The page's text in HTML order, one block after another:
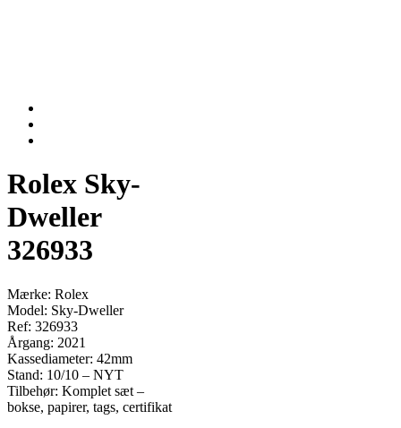
Rolex Sky-
Dweller
326933
Mærke: Rolex
Model: Sky-Dweller
Ref: 326933
Årgang: 2021
Kassediameter: 42mm
Stand: 10/10 – NYT
Tilbehør: Komplet sæt –
bokse, papirer, tags, certifikat